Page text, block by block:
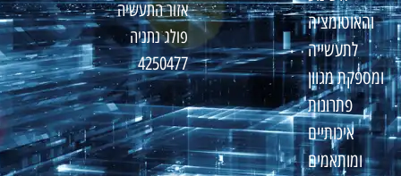
והאוטומציה
לתעשייה
ומספקת מגוון
פתרונות
איכותיים
ומותאמים
אזור התעשיה
פולג נתניה
4250477